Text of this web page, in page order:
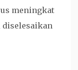
meningkat